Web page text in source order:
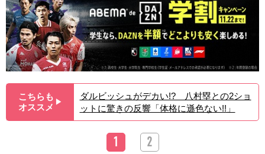
こちらも
オススメ ▶︎
ダルビッシュがデカい!? 八村塁との2ショ
ットに驚きの反響「体格に遜色ない!!」
1 2